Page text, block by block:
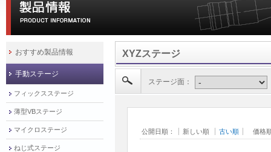
XYZステージ
ステージ面：
公開日順： 新しい順 古い順 価格
おすすめ製品情報
手動ステージ
フィックスステージ
薄型VBステージ
マイクロステージ
ねじ式ステージ